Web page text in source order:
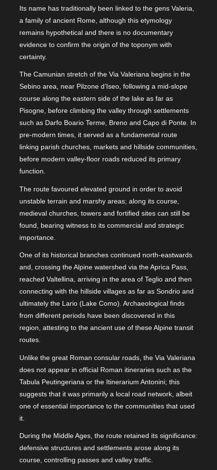
Its name has traditionally been linked to the gens Valeria,
a family of ancient Rome, although this etymology
remains hypothetical and there is no documentary
evidence to confirm the origin of the toponym with
certainty.
The Camunian stretch of the Via Valeriana begins in the
Sebino area, near Pilzone d’Iseo, following a mid-slope
course along the eastern side of the lake as far as
Pisogne, before climbing the valley through settlements
such as Darfo Boario Terme, Breno and Capo di Ponte. In
pre-modern times, it served as a fundamental route
linking parish churches, markets and hillside communities,
before modern valley-floor roads reduced its primary
function.
The route favoured elevated ground in order to avoid
unstable terrain and marshy areas; along its course,
medieval churches, towers and fortified sites can still be
found, bearing witness to its commercial and strategic
importance.
One of its historical branches continued north-eastwards
and, crossing the Alpine watershed via the Aprica Pass,
reached Valtellina, arriving in the area of Teglio and then
connecting with the hillside villages as far as Sondrio and
ultimately the Lario (Lake Como). Archaeological finds
from different periods have been discovered in this
region, attesting to the ancient use of these Alpine transit
routes.
Unlike the great Roman consular roads, the Via Valeriana
does not appear in official Roman itineraries such as the
Tabula Peutingeriana or the Itinerarium Antonini; this
suggests that it was primarily a local road network, albeit
one of essential importance to the communities that used
it.
During the Middle Ages, the route retained its significance:
defensive structures and settlements arose along its
course, controlling passes and valley traffic.